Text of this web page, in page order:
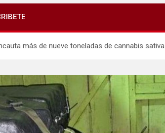
más de nueve toneladas de cannabis sativa